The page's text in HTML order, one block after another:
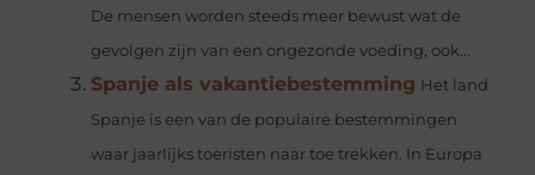
De mensen worden steeds meer bewust wat de
gevolgen zijn van een ongezonde voeding, ook...
Spanje als vakantiebestemming Het land
Spanje is een van de populaire bestemmingen
waar jaarlijks toeristen naar toe trekken. In Europa